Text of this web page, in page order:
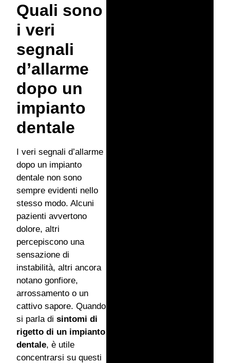
Quali sono
i veri
segnali
d’allarme
dopo un
impianto
dentale
I veri segnali d’allarme
dopo un impianto
dentale non sono
sempre evidenti nello
stesso modo. Alcuni
pazienti avvertono
dolore, altri
percepiscono una
sensazione di
instabilità, altri ancora
notano gonfiore,
arrossamento o un
cattivo sapore. Quando
si parla di sintomi di
rigetto di un impianto
dentale, è utile
concentrarsi su questi